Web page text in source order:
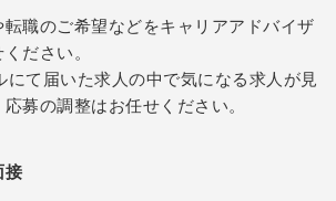
職のご希望などをキャリアアドバイザ
ださい。
にて届いた求人の中で気になる求人が見
募の調整はお任せください。
接